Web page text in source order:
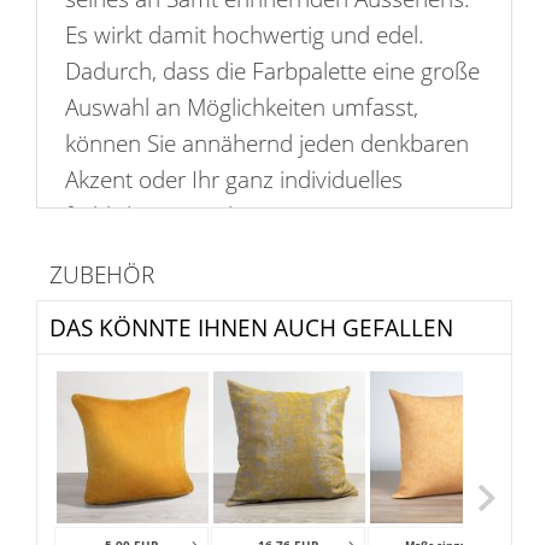
Es wirkt damit hochwertig und edel.
Dadurch, dass die Farbpalette eine große
Auswahl an Möglichkeiten umfasst,
können Sie annähernd jeden denkbaren
Akzent oder Ihr ganz individuelles
farbliches Raumkonzept umsetzen. Der
auffälligen Strukturen oder farblich
gemusterten Stoffen. Im Lieferumfang ist
nur die Hülle enthalten, die passenden
Kissen und Füllungen finden Sie separat
und in großer Auswahl in unserem Shop.
Erzielen sind mit kühlen neutralen Tönen
DAS KÖNNTE IHNEN AUCH GEFALLEN
ZUBEHÖR